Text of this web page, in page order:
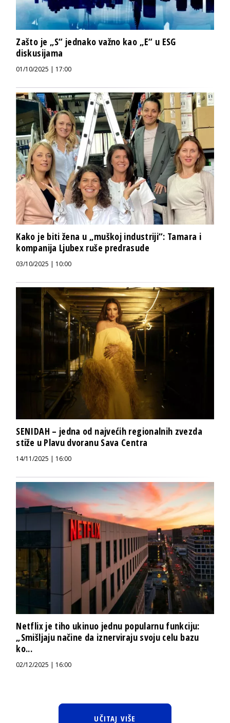
Zašto je „S“ jednako važno kao „E“ u ESG
diskusijama
01/10/2025 | 17:00
Kako je biti žena u „muškoj industriji“: Tamara i
kompanija Ljubex ruše predrasude
03/10/2025 | 10:00
SENIDAH – jedna od najvećih regionalnih zvezda
stiže u Plavu dvoranu Sava Centra
14/11/2025 | 16:00
Netflix je tiho ukinuo jednu popularnu funkciju:
„Smišljaju načine da iznerviraju svoju celu bazu
ko...
02/12/2025 | 16:00
UČITAJ VIŠE